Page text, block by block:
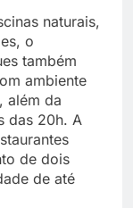
naturais,
o
também
ambiente
além da
das 20h. A
de dois
de até